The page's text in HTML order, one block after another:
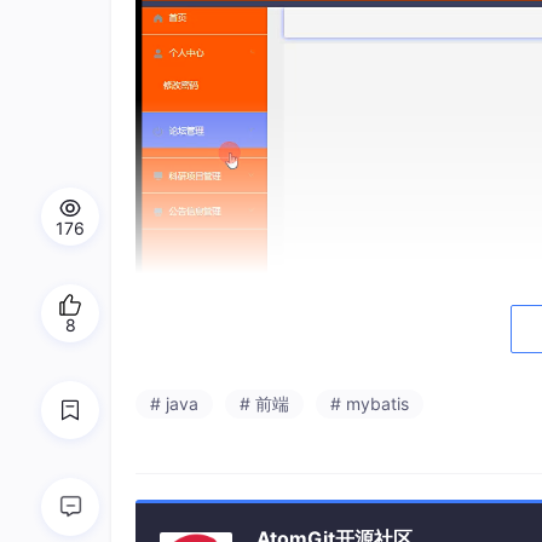
# java # 前端 # mybatis
176
8